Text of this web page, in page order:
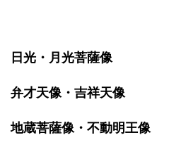
日光・月光菩薩像
弁才天像・吉祥天像
地蔵菩薩像・不動明王像